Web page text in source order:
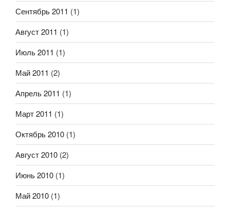
Сентябрь 2011 (1)
Август 2011 (1)
Июль 2011 (1)
Май 2011 (2)
Апрель 2011 (1)
Март 2011 (1)
Октябрь 2010 (1)
Август 2010 (2)
Июнь 2010 (1)
Май 2010 (1)